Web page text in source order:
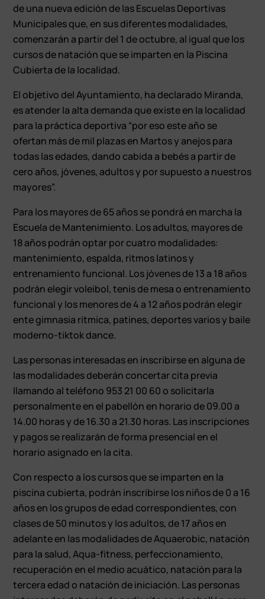
de una nueva edición de las Escuelas Deportivas
Municipales que, en sus diferentes modalidades,
comenzarán a partir del 1 de octubre, al igual que los
cursos de natación que se imparten en la Piscina
Cubierta de la localidad.
El objetivo del Ayuntamiento, ha declarado Miranda,
es atender la alta demanda que existe en la localidad
para la práctica deportiva “por eso este año se
ofertan más de mil plazas en Martos y anejos para
todas las edades, dando cabida a bebés a partir de
cero años, jóvenes, adultos y por supuesto a nuestros
mayores”.
Para los mayores de 65 años se pondrá en marcha la
Escuela de Mantenimiento. Los adultos, mayores de
18 años podrán optar por cuatro modalidades:
mantenimiento, espalda, ritmos latinos y
entrenamiento funcional. Los jóvenes de 13 a 18 años
podrán elegir voleibol, tenis de mesa o entrenamiento
funcional y los menores de 4 a 12 años podrán elegir
ente gimnasia rítmica, patines, deportes varios y baile
moderno-tiktok dance.
Las personas interesadas en inscribirse en alguna de
las modalidades deberán concertar cita previa
llamando al teléfono 953 21 00 60 o solicitarla
personalmente en el pabellón en horario de 09.00 a
14.00 horas y de 16.30 a 21.30 horas. Las inscripciones
y pagos se realizarán de forma presencial en el
horario asignado en la cita.
Con respecto a los cursos que se imparten en la
piscina cubierta, podrán inscribirse los niños de 0 a 16
años en los grupos de edad correspondientes, con
clases de 50 minutos y los adultos, de 17 años en
adelante en las modalidades de Aquaerobic, natación
para la salud, Aqua-fitness, perfeccionamiento,
recuperación en el medio acuático, natación para la
tercera edad o natación de iniciación. Las personas